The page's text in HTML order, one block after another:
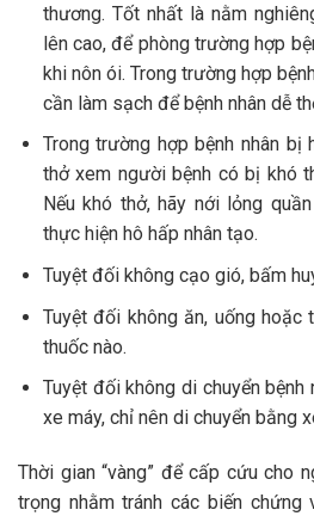
thương. Tốt nhất là nằm
lên cao, để phòng trường hợp
khi nôn ói. Trong trường hợp
cần làm sạch để bệnh nhân dễ
Trong trường hợp bệnh nhân bị
thở xem người bệnh có bị khó
Nếu khó thở, hãy nới lỏng
thực hiện hô hấp nhân tạo.
Tuyệt đối không cạo gió, bấm
Tuyệt đối không ăn, uống
thuốc nào.
Tuyệt đối không di chuyển bệnh
xe máy, chỉ nên di chuyển bằng
Thời gian “vàng” để cấp cứu cho
trọng nhằm tránh các biến